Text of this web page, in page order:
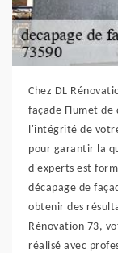
Chez DL
façade Flumet
l'intégrité de
pour garantir la
d'experts est
décapage de
obtenir des
Rénovation 73,
réalisé avec